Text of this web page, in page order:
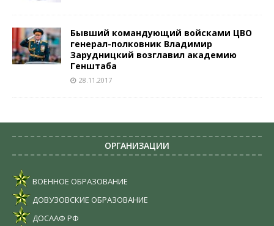
Бывший командующий войсками ЦВО
генерал-полковник Владимир
Зарудницкий возглавил академию
Генштаба
28.11.2017
ОРГАНИЗАЦИИ
ВОЕННОЕ ОБРАЗОВАНИЕ
ДОВУЗОВСКИЕ ОБРАЗОВАНИЕ
ДОСААФ РФ